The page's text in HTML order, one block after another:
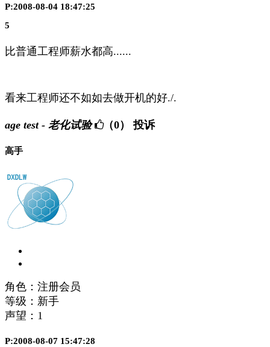
P:2008-08-04 18:47:25
5
比普通工程师薪水都高......
看来工程师还不如如去做开机的好./.
age test - 老化试验 （0） 投诉
高手
角色：注册会员
等级：新手
声望： 1
P:2008-08-07 15:47:28